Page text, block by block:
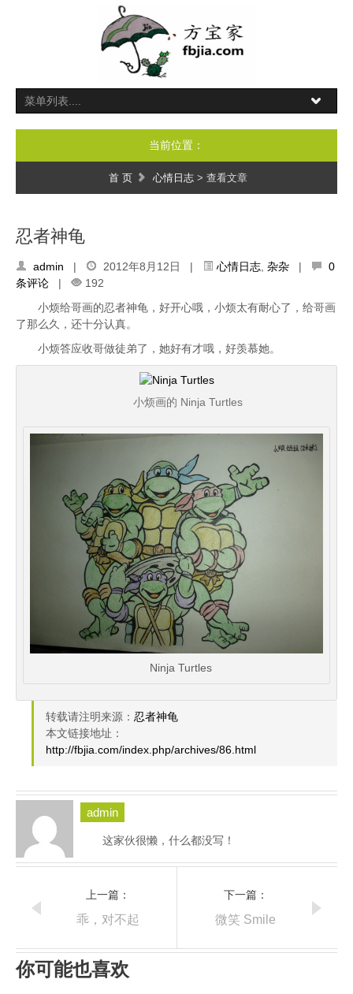
当前位置：
首 页 心情日志> 查看文章
忍者神龟
admin | 2012年8月12日 | 心情日志 杂杂 |
0
条评论 |
192
小烦给哥画的忍者神龟，好开心哦，小烦太有耐心了，给哥画
了那么久，还十分认真。
小烦答应收哥做徒弟了，她好有才哦，好羡慕她。
小烦画的 Ninja Turtles
Ninja Turtles
转载请注明来源： 忍者神龟
本文链接地址：
http://fbjia.com/index.php/archives/86.html
admin
这家伙很懒，什么都没写！
上一篇：
乖，对不起
下一篇：
微笑 Smile
你可能也喜欢